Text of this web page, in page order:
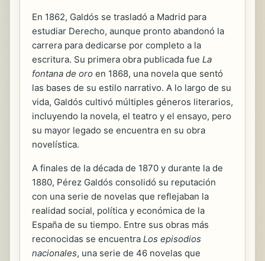
En 1862, Galdós se trasladó a Madrid para
estudiar Derecho, aunque pronto abandonó la
carrera para dedicarse por completo a la
escritura. Su primera obra publicada fue La
fontana de oro en 1868, una novela que sentó
las bases de su estilo narrativo. A lo largo de su
vida, Galdós cultivó múltiples géneros literarios,
incluyendo la novela, el teatro y el ensayo, pero
su mayor legado se encuentra en su obra
novelística.
A finales de la década de 1870 y durante la de
1880, Pérez Galdós consolidó su reputación
con una serie de novelas que reflejaban la
realidad social, política y económica de la
España de su tiempo. Entre sus obras más
reconocidas se encuentra Los episodios
nacionales, una serie de 46 novelas que